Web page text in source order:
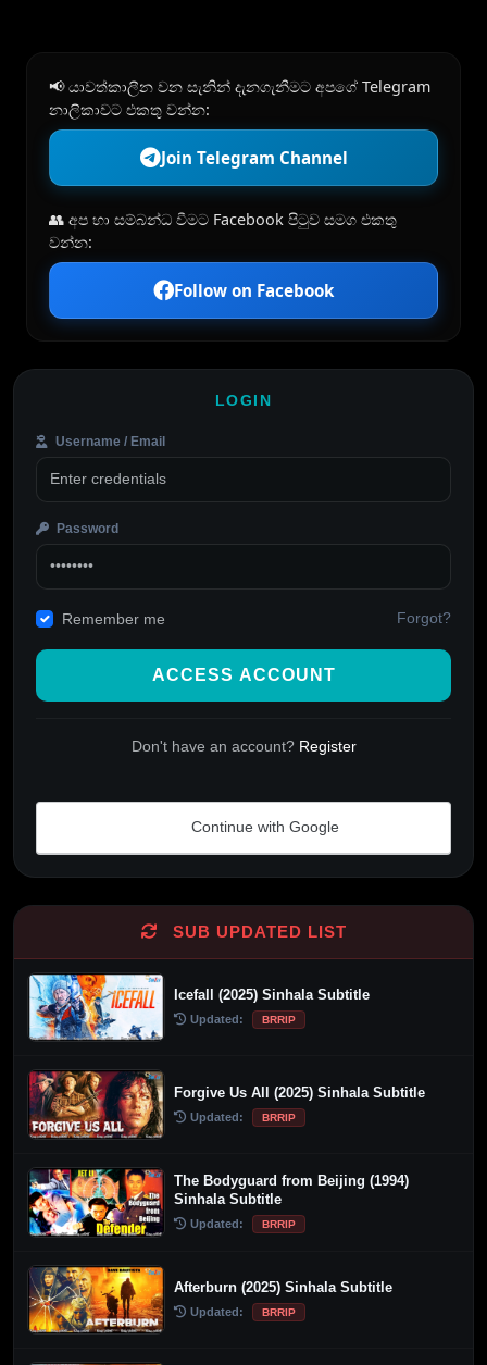
📢 යාවත්කාලීන වන සැනින් දැනගැනීමට අපගේ Telegram
නාලිකාවට එකතු වන්න:
Join Telegram Channel
👥 අප හා සම්බන්ධ වීමට Facebook පිටුව සමග එකතු
වන්න:
Follow on Facebook
LOGIN
Username / Email
Password
Remember me Forgot?
ACCESS ACCOUNT
Don't have an account? Register
Continue with Google
SUB UPDATED LIST
Icefall (2025) Sinhala Subtitle
Updated: BRRIP
Forgive Us All (2025) Sinhala Subtitle
Updated: BRRIP
The Bodyguard from Beijing (1994)
Sinhala Subtitle
Updated: BRRIP
Afterburn (2025) Sinhala Subtitle
Updated: BRRIP